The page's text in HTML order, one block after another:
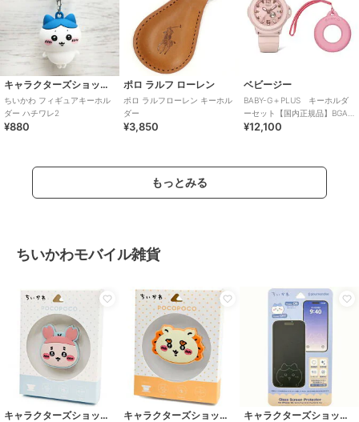
キャラクターズショップ ラフラフ
ちいかわ フィギュアキーホル
ダー ハチワレ2
¥880
ポロ ラルフ ローレン
ポロ ラルフローレン キーホル
ダー
¥3,850
ベビージー
BABY-G＋PLUS キーホルダ
ーセット【国内正規品】BGA-
15K-4AJR
¥12,100
もっとみる
ちいかわモバイル雑貨
キャラクターズショップ ラフラフ キャラクターズショップ ラフラフ キャラクターズショップ ラフラフ